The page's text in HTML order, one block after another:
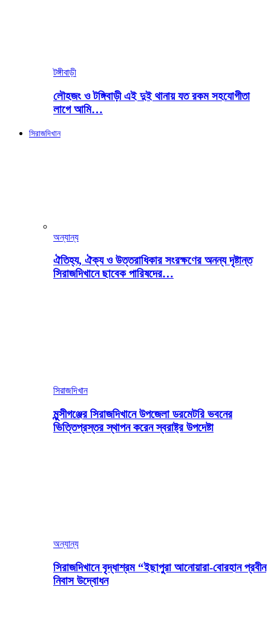
টঙ্গীবাড়ী
লৌহজং ও টঙ্গিবাড়ী এই দুই থানায় যত রকম সহযোগীতা
লাগে আমি…
সিরাজদিখান
অন্যান্য
ঐতিহ্য, ঐক্য ও উত্তরাধিকার সংরক্ষণের অনন্য দৃষ্টান্ত
সিরাজদিখানে ছাবেক পারিষদের…
সিরাজদিখান
মুন্সীগঞ্জের সিরাজদিখানে উপজেলা ডরমেটরি ভবনের
ভিত্তিপ্রস্তর স্থাপন করেন স্বরাষ্ট্র উপদেষ্টা
অন্যান্য
সিরাজদিখানে বৃদ্ধাশ্রম “ইছাপুরা আনোয়ারা-বোরহান প্রবীন
নিবাস উদ্বোধন